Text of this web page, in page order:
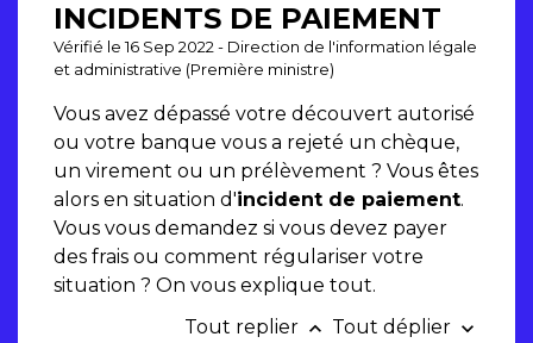
INCIDENTS DE PAIEMENT
Vérifié le 16 Sep 2022 - Direction de l'information légale
et administrative (Première ministre)
Vous avez dépassé votre découvert autorisé
ou votre banque vous a rejeté un chèque,
un virement ou un prélèvement ? Vous êtes
alors en situation d'incident de paiement.
Vous vous demandez si vous devez payer
des frais ou comment régulariser votre
situation ? On vous explique tout.
Tout replier keyboard_arrow_up Tout déplier keyboard_arrow_down